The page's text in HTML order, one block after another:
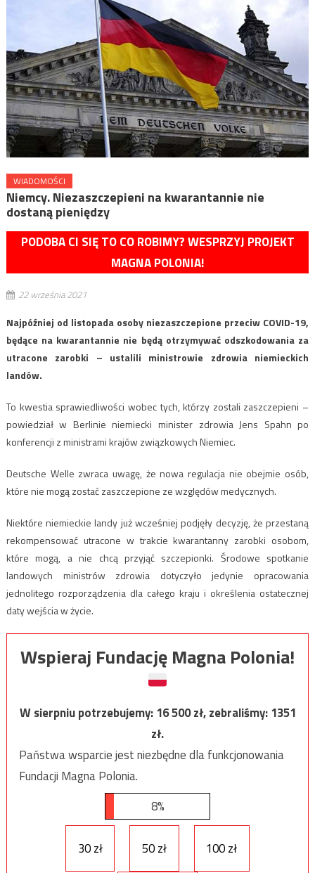
WIADOMOŚCI
Niemcy. Niezaszczepieni na kwarantannie nie
dostaną pieniędzy
PODOBA CI SIĘ TO CO ROBIMY? WESPRZYJ PROJEKT
MAGNA POLONIA!
22 września 2021
Najpóźniej od listopada osoby niezaszczepione przeciw COVID-19,
będące na kwarantannie nie będą otrzymywać odszkodowania za
utracone zarobki – ustalili ministrowie zdrowia niemieckich
landów.
To kwestia sprawiedliwości wobec tych, którzy zostali zaszczepieni –
powiedział w Berlinie niemiecki minister zdrowia Jens Spahn po
konferencji z ministrami krajów związkowych Niemiec.
Deutsche Welle zwraca uwagę, że nowa regulacja nie obejmie osób,
które nie mogą zostać zaszczepione ze względów medycznych.
Niektóre niemieckie landy już wcześniej podjęły decyzję, że przestaną
rekompensować utracone w trakcie kwarantanny zarobki osobom,
które mogą, a nie chcą przyjąć szczepionki. Środowe spotkanie
landowych ministrów zdrowia dotyczyło jedynie opracowania
jednolitego rozporządzenia dla całego kraju i określenia ostatecznej
daty wejścia w życie.
Wspieraj Fundację Magna Polonia!
W sierpniu potrzebujemy:16 500zł, zebraliśmy:1351
zł.
Państwa wsparcie jest niezbędne dla funkcjonowania
Fundacji Magna Polonia.
8%
30 zł 50 zł 100 zł